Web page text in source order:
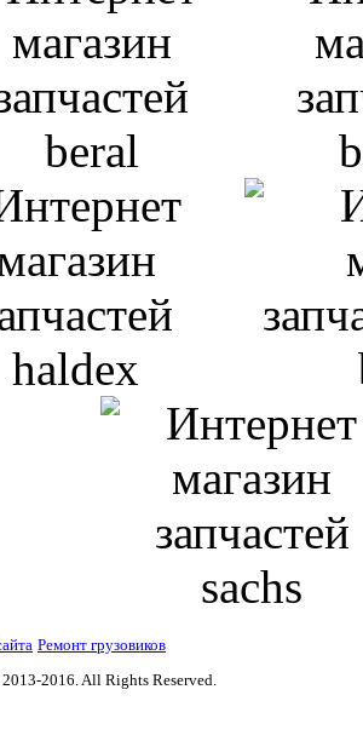
Ремонт грузовиков
2016. All Rights Reserved.